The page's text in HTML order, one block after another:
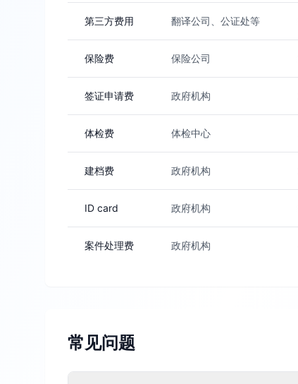
第三方费用 翻译公司、公证处等
保险费 保险公司
签证申请费 政府机构
体检费 体检中心
建档费 政府机构
ID card 政府机构
案件处理费 政府机构
常见问题